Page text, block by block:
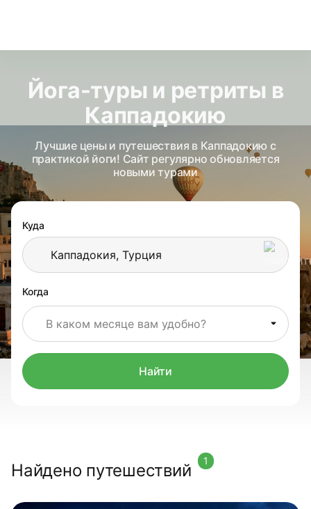
Йога-туры и ретриты в
Каппадокию
Лучшие цены и путешествия в Каппадокию с
практикой йоги! Сайт регулярно обновляется
новыми турами
Куда
Когда
В каком месяце вам удобно?
Найти
Найдено путешествий 1